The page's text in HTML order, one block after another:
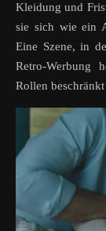
Kleidung und
sie sich wie ein
Eine Szene, in
Retro-Werbung
Rollen